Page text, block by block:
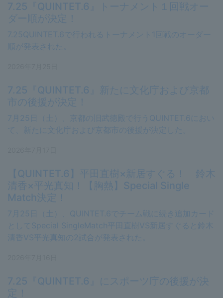
7.25『QUINTET.6』トーナメント１回戦オー
ダー順が決定！
7.25QUINTET.6で行われるトーナメント1回戦のオーダー
順が発表された。
7.25『QUINTET.6』新たに文化庁および京都
市の後援が決定！
7月25日（土）、京都の旧武徳殿で行うQUINTET.6におい
て、新たに文化庁および京都市の後援が決定した。
【QUINTET.6】平田直樹×新居すぐる！ 鈴木
清香×平光真知！【胸熱】Special Single
Match決定！
7月25日（土）、QUINTET.6でチーム戦に続き追加カード
としてSpecial SingleMatch平田直樹VS新居すぐると鈴木
清香VS平光真知の2試合が発表された。
7.25『QUINTET.6』にスポーツ庁の後援が決
定！